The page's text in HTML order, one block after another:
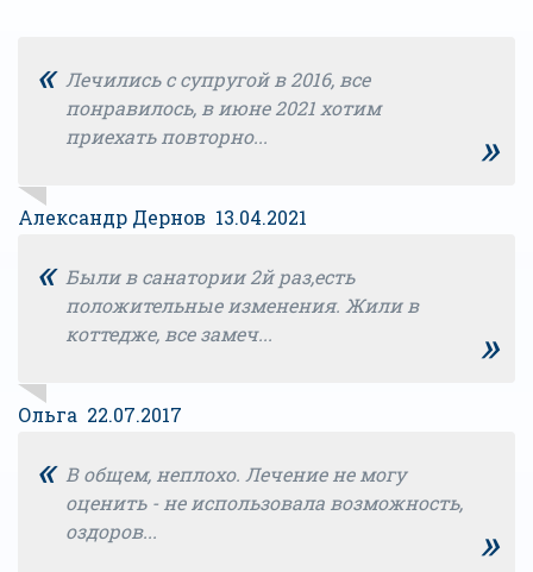
« Лечились с супругой в 2016, все
понравилось, в июне 2021 хотим
приехать повторно...
»
Александр Дернов 13.04.2021
« Были в санатории 2й раз,есть
положительные изменения. Жили в
коттедже, все замеч...
»
Ольга 22.07.2017
« В общем, неплохо. Лечение не могу
оценить - не использовала возможность,
оздоров...
»